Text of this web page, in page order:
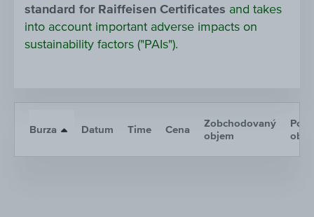
standard for Raiffeisen Certificates and takes
into account important adverse impacts on
sustainability factors ("PAIs").
Burza Datum Time Cena
Zobchodovaný
objem